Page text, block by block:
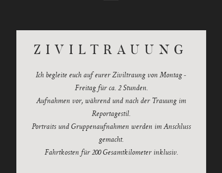
ZIVILTRAUUNG
Ich begleite euch auf eurer Ziviltraung von Montag -
Freitag für ca. 2 Stunden.
Aufnahmen vor, während und nach der Trauung im
Reportagestil.
Portraits und Gruppenaufnahmen werden im Anschluss
gemacht.
Fahrtkosten für 200 Gesamtkilometer inklusiv.